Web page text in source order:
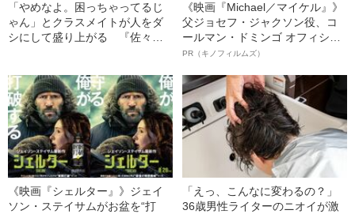
「やめなよ。困っちゃってるじ
ゃん」とクラスメイトが人をダ
シにして盛り上がる 『佐々田
《映画『Michael／マイケル』》
父ジョセフ・ジャクソン役、コ
ールマン・ドミンゴ オフィシャ
ルインタビュー“観客を魅了した
語る”《日本興収70億円突破》
PR（キノフィルムズ）
《映画『シェルター』》ジェイ
ソン・ステイサムがお盆を“打
「えっ、こんなに変わるの？」
36歳男性ライターのニオイが激